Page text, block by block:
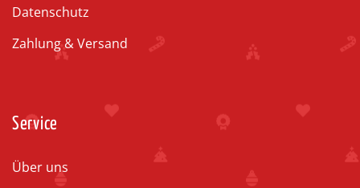
Datenschutz
Zahlung & Versand
Service
Über uns